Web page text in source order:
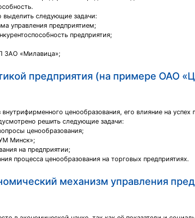
следующие задачи:
управления предприятием;
предприятия;
ЗАО «Милавица»;
предприятия (на примере ОАО
ценообразования, его влияние на успех
решить следующие задачи:
ценообразования;
Минск»;
на предприятии;
процесса ценообразования на торговых предприятиях.
механизм управления